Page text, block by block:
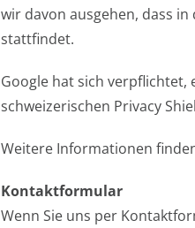
wir davon ausgehen, dass
stattfindet.
Google hat sich verpflichtet,
schweizerischen Privacy
Weitere Informationen
Kontaktformular
Wenn Sie uns per